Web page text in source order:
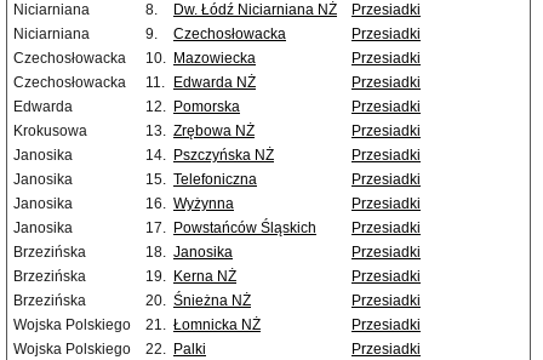
Niciarniana
8. Dw. Łódź Niciarniana NŻ
Przesiadki
Niciarniana
9. Czechosłowacka
Przesiadki
Czechosłowacka
10. Mazowiecka
Przesiadki
Czechosłowacka
11. Edwarda NŻ
Przesiadki
Edwarda
12. Pomorska
Przesiadki
Krokusowa
13. Zrębowa NŻ
Przesiadki
Janosika
14. Pszczyńska NŻ
Przesiadki
Janosika
15. Telefoniczna
Przesiadki
Janosika
16. Wyżynna
Przesiadki
Janosika
17. Powstańców Śląskich
Przesiadki
Brzezińska
18. Janosika
Przesiadki
Brzezińska
19. Kerna NŻ
Przesiadki
Brzezińska
20. Śnieżna NŻ
Przesiadki
Wojska Polskiego
21. Łomnicka NŻ
Przesiadki
Wojska Polskiego
22. Palki
Przesiadki